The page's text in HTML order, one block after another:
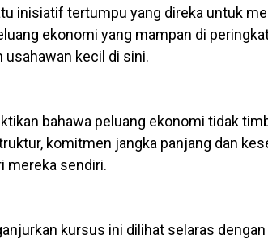
inisiatif tertumpu yang direka untuk
ekonomi yang mampan di
usahawan kecil di sini.
bahawa peluang ekonomi tidak
komitmen jangka panjang dan
mereka sendiri.
kursus ini dilihat selaras